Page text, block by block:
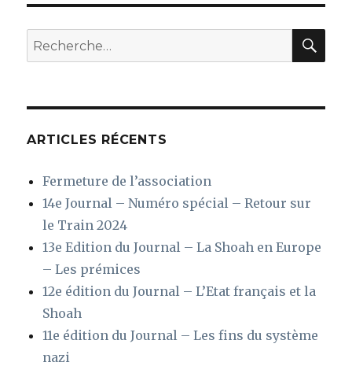
Recherche
pour
ARTICLES RÉCENTS
Fermeture de l’association
14e Journal – Numéro spécial – Retour sur
le Train 2024
13e Edition du Journal – La Shoah en Europe
– Les prémices
12e édition du Journal – L’Etat français et la
Shoah
11e édition du Journal – Les fins du système
nazi